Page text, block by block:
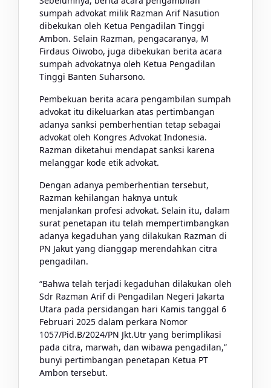
sumpah advokat milik Razman Arif Nasution
dibekukan oleh Ketua Pengadilan Tinggi
Ambon. Selain Razman, pengacaranya, M
Firdaus Oiwobo, juga dibekukan berita acara
sumpah advokatnya oleh Ketua Pengadilan
Tinggi Banten Suharsono.
Pembekuan berita acara pengambilan sumpah
advokat itu dikeluarkan atas pertimbangan
adanya sanksi pemberhentian tetap sebagai
advokat oleh Kongres Advokat Indonesia.
Razman diketahui mendapat sanksi karena
melanggar kode etik advokat.
Dengan adanya pemberhentian tersebut,
Razman kehilangan haknya untuk
menjalankan profesi advokat. Selain itu, dalam
surat penetapan itu telah mempertimbangkan
adanya kegaduhan yang dilakukan Razman di
PN Jakut yang dianggap merendahkan citra
pengadilan.
“Bahwa telah terjadi kegaduhan dilakukan oleh
Sdr Razman Arif di Pengadilan Negeri Jakarta
Utara pada persidangan hari Kamis tanggal 6
Februari 2025 dalam perkara Nomor
1057/Pid.B/2024/PN Jkt.Utr yang berimplikasi
pada citra, marwah, dan wibawa pengadilan,”
bunyi pertimbangan penetapan Ketua PT
Ambon tersebut.